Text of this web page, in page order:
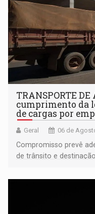
TRANSPORTE
cumprimento da
de cargas por
Geral 06 de
Compromisso prevê
de trânsito e